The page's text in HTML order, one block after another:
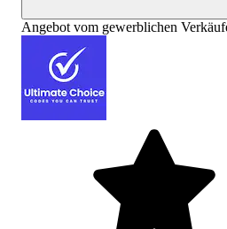
Angebot vom gewerblichen